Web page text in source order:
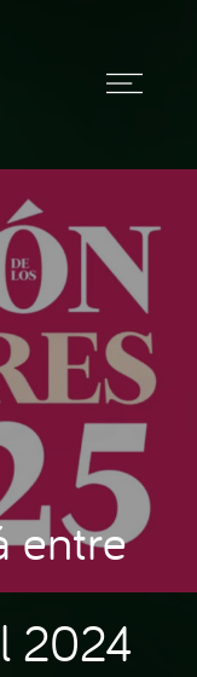
entre
2024